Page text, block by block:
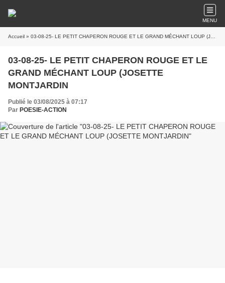
MENU
Accueil » 03-08-25- LE PETIT CHAPERON ROUGE ET LE GRAND MÉCHANT LOUP (JOSETTE MONTJARDIN
03-08-25- LE PETIT CHAPERON ROUGE ET LE
GRAND MÉCHANT LOUP (JOSETTE
MONTJARDIN
Publié le 03/08/2025 à 07:17
Par POESIE-ACTION